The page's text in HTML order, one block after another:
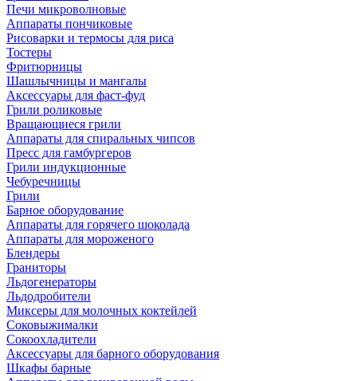
Печи микроволновые
Аппараты пончиковые
Рисоварки и термосы для риса
Тостеры
Фритюрницы
Шашлычницы и мангалы
Аксессуары для фаст-фуд
Грили роликовые
Вращающиеся грили
Аппараты для спиральных чипсов
Пресс для гамбургеров
Грили индукционные
Чебуречницы
Грили
Барное оборудование
Аппараты для горячего шоколада
Аппараты для мороженого
Блендеры
Граниторы
Льдогенераторы
Льдодробители
Миксеры для молочных коктейлей
Соковыжималки
Сокоохладители
Аксессуары для барного оборудования
Шкафы барные